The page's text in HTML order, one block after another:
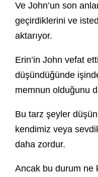
Ve John’un son
geçirdiklerini ve
aktarıyor.
Erin’in John vefat
düşündüğünde
memnun olduğunu
Bu tarz şeyler
kendimiz veya
daha zordur.
Ancak bu durum ne